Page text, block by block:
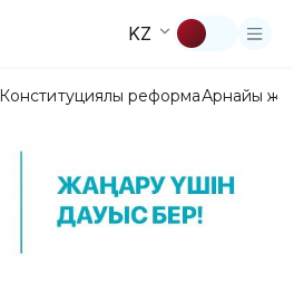
KZ
Конституциялық реформаАрнайы